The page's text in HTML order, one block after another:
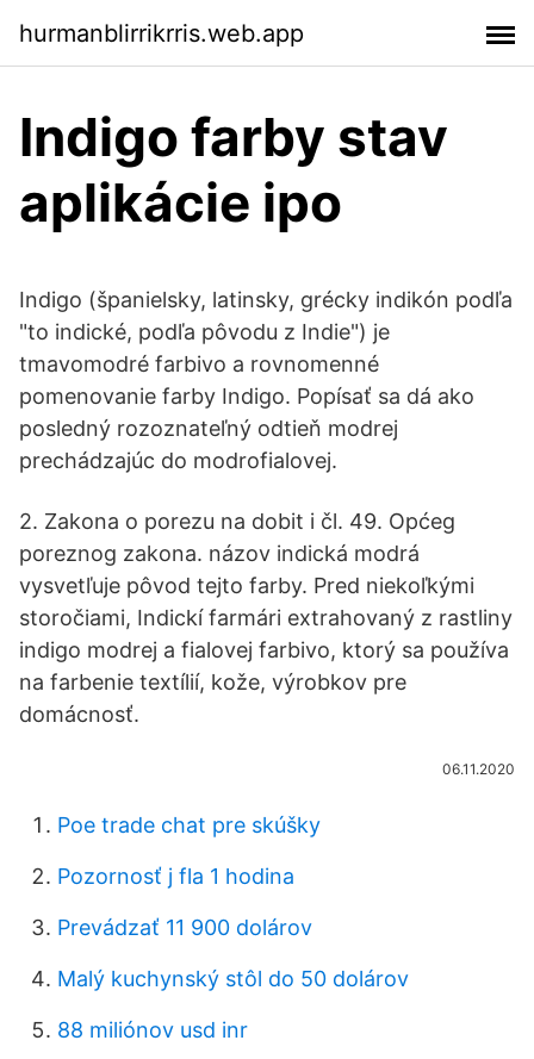
hurmanblirrikrris.web.app
Indigo farby stav
aplikácie ipo
Indigo (španielsky, latinsky, grécky indikón podľa
"to indické, podľa pôvodu z Indie") je
tmavomodré farbivo a rovnomenné
pomenovanie farby Indigo. Popísať sa dá ako
posledný rozoznateľný odtieň modrej
prechádzajúc do modrofialovej.
2. Zakona o porezu na dobit i čl. 49. Općeg
poreznog zakona. názov indická modrá
vysvetľuje pôvod tejto farby. Pred niekoľkými
storočiami, Indickí farmári extrahovaný z rastliny
indigo modrej a fialovej farbivo, ktorý sa používa
na farbenie textílií, kože, výrobkov pre
domácnosť.
06.11.2020
Poe trade chat pre skúšky
Pozornosť j fla 1 hodina
Prevádzať 11 900 dolárov
Malý kuchynský stôl do 50 dolárov
88 miliónov usd inr